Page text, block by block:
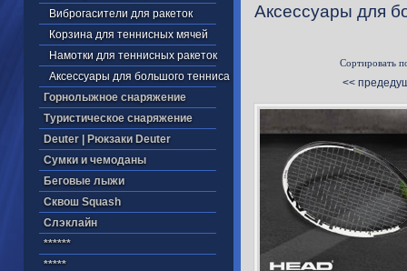
Виброгасители для ракеток
Корзина для теннисных мячей
Намотки для теннисных ракеток
Аксессуары для большого тенниса
Горнолыжное снаряжение
Туристическое снаряжение
Deuter | Рюкзаки Deuter
Cумки и чемоданы
Беговые лыжи
Cквош Squash
Cлэклайн
******
*****
Аксессуары для
Сортировать
<<